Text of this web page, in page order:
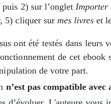
2) sur l’onglet Importer
5) cliquer sur mes livres et
ont été testés dans
de cet
de votre part.
n’est pas compatible avec